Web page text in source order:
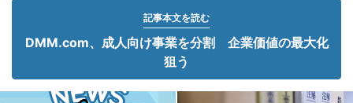
記事本文を読む
DMM.com、成人向け事業を分割 企業価値の最大化
狙う